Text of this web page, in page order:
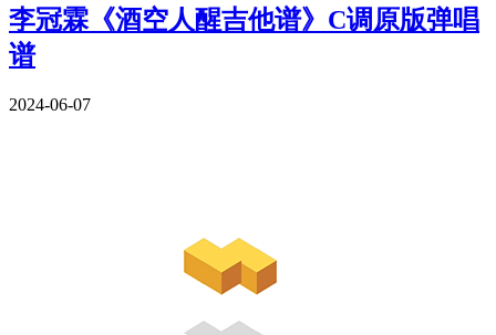
李冠霖《酒空人醒吉他谱》C调原版弹唱
谱
2024-06-07